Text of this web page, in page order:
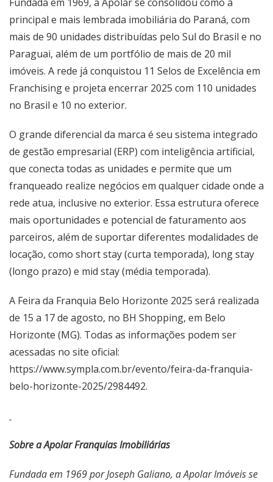
principal e mais lembrada imobiliária do Paraná, com
mais de 90 unidades distribuídas pelo Sul do Brasil e no
Paraguai, além de um portfólio de mais de 20 mil
imóveis. A rede já conquistou 11 Selos de Excelência em
Franchising e projeta encerrar 2025 com 110 unidades
no Brasil e 10 no exterior.
O grande diferencial da marca é seu sistema integrado
de gestão empresarial (ERP) com inteligência artificial,
que conecta todas as unidades e permite que um
franqueado realize negócios em qualquer cidade onde a
rede atua, inclusive no exterior. Essa estrutura oferece
mais oportunidades e potencial de faturamento aos
parceiros, além de suportar diferentes modalidades de
locação, como short stay (curta temporada), long stay
(longo prazo) e mid stay (média temporada).
A Feira da Franquia Belo Horizonte 2025 será realizada
de 15 a 17 de agosto, no BH Shopping, em Belo
Horizonte (MG). Todas as informações podem ser
acessadas no site oficial:
https://www.sympla.com.br/evento/feira-da-franquia-
belo-horizonte-2025/2984492.
Sobre a Apolar Franquias Imobiliárias
Fundada em 1969 por Joseph Galiano, a Apolar Imóveis se